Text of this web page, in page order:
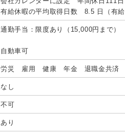
有給休暇の平均取得日数 8.5 日（有
通勤手当：限度あり（15,000円まで
自動車可
労災 雇用 健康 年金 退職金共済
なし
不可
あり